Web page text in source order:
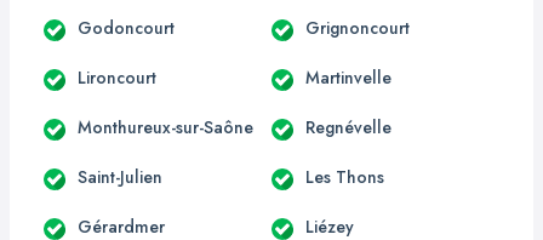
Godoncourt Grignoncourt
Lironcourt Martinvelle
Monthureux-sur-Saône Regnévelle
Saint-Julien Les Thons
Gérardmer Liézey